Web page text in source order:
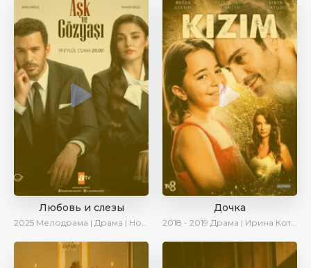
Любовь и слезы
2025 Мелодрама | Драма | Новинки | Сериалы 2025
Дочка
2018 - 2019 Драма | Ирина Котова